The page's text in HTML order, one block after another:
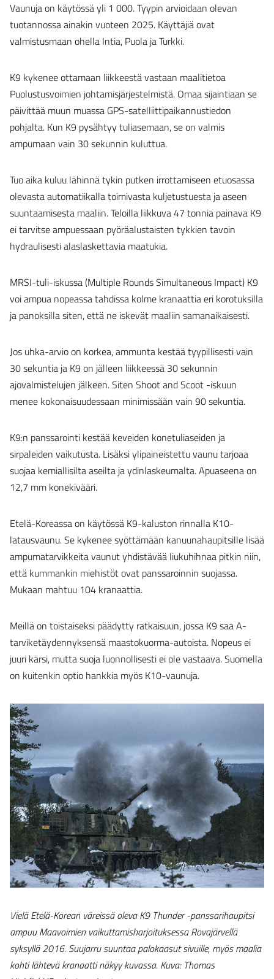
Vaunuja on käytössä yli 1 000. Tyypin arvioidaan olevan
tuotannossa ainakin vuoteen 2025. Käyttäjiä ovat
valmistusmaan ohella Intia, Puola ja Turkki.
K9 kykenee ottamaan liikkeestä vastaan maalitietoa
Puolustusvoimien johtamisjärjestelmistä. Omaa sijaintiaan se
päivittää muun muassa GPS-satelliittipaikannustiedon
pohjalta. Kun K9 pysähtyy tuliasemaan, se on valmis
ampumaan vain 30 sekunnin kuluttua.
Tuo aika kuluu lähinnä tykin putken irrottamiseen etuosassa
olevasta automatiikalla toimivasta kuljetustuesta ja aseen
suuntaamisesta maaliin. Teloilla liikkuva 47 tonnia painava K9
ei tarvitse ampuessaan pyöräalustaisten tykkien tavoin
hydraulisesti alaslaskettavia maatukia.
MRSI-tuli-iskussa (Multiple Rounds Simultaneous Impact) K9
voi ampua nopeassa tahdissa kolme kranaattia eri korotuksilla
ja panoksilla siten, että ne iskevät maaliin samanaikaisesti.
Jos uhka-arvio on korkea, ammunta kestää tyypillisesti vain
30 sekuntia ja K9 on jälleen liikkeessä 30 sekunnin
ajovalmistelujen jälkeen. Siten Shoot and Scoot -iskuun
menee kokonaisuudessaan minimissään vain 90 sekuntia.
K9:n panssarointi kestää keveiden konetuliaseiden ja
sirpaleiden vaikutusta. Lisäksi ylipaineistettu vaunu tarjoaa
suojaa kemiallisilta aseilta ja ydinlaskeumalta. Apuaseena on
12,7 mm konekivääri.
Etelä-Koreassa on käytössä K9-kaluston rinnalla K10-
latausvaunu. Se kykenee syöttämään kanuunahaupitsille lisää
ampumatarvikkeita vaunut yhdistävää liukuhihnaa pitkin niin,
että kummankin miehistöt ovat panssaroinnin suojassa.
Mukaan mahtuu 104 kranaattia.
Meillä on toistaiseksi päädytty ratkaisuun, jossa K9 saa A-
tarviketäydennyksensä maastokuorma-autoista. Nopeus ei
juuri kärsi, mutta suoja luonnollisesti ei ole vastaava. Suomella
on kuitenkin optio hankkia myös K10-vaunuja.
Vielä Etelä-Korean väreissä oleva K9 Thunder -panssarihaupitsi
ampuu Maavoimien vaikuttamisharjoituksessa Rovajärvellä
syksyllä 2016. Suujarru suuntaa palokaasut sivuille, myös maalia
kohti lähtevä kranaatti näkyy kuvassa. Kuva: Thomas